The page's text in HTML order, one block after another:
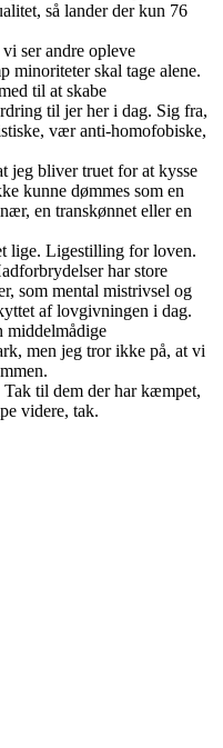
så lander der kun 76
ser andre opleve
minoriteter skal tage alene.
til at skabe
til jer her i dag. Sig fra,
vær anti-homofobiske,
jeg bliver truet for at kysse
kunne dømmes som en
en transkønnet eller en
lige. Ligestilling for loven.
har store
som mental mistrivsel og
af lovgivningen i dag.
middelmådige
men jeg tror ikke på, at vi
til dem der har kæmpet,
videre, tak.